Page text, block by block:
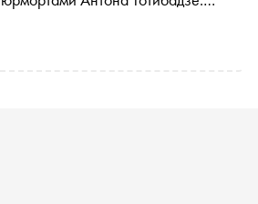
неправильных хинкальных и